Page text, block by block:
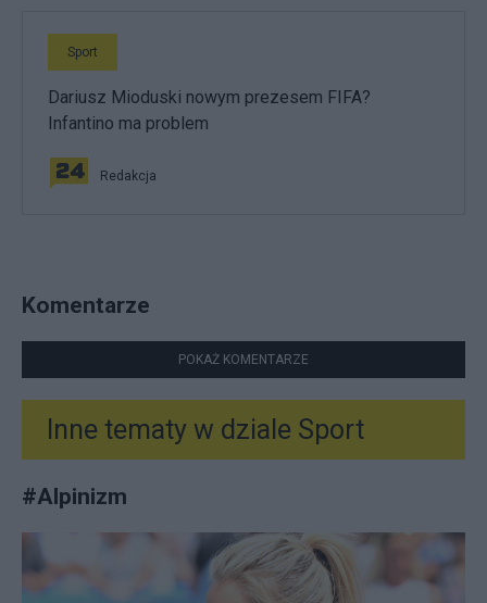
Sport
Dariusz Mioduski nowym prezesem FIFA?
Infantino ma problem
Redakcja
Komentarze
POKAŻ KOMENTARZE
Inne tematy w dziale Sport
#Alpinizm